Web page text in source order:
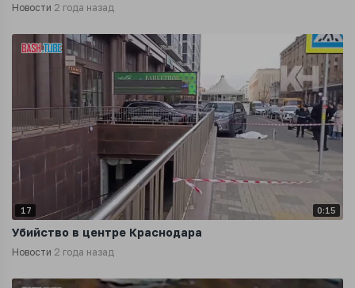
Новости 2 года назад
17 0:15
Убийство в центре Краснодара
Новости 2 года назад